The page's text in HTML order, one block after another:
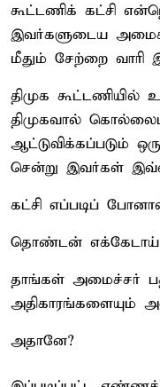
கூட்டணிக் கட்சி
இவர்களுடைய
மீதும் சேற்றை வாரி
திமுக
திமுகவால்
ஆட்டுவிக்கப்படும்
சென்று இவர்கள்
கட்சி எப்படிப்
தொண்டன்
தாங்கள் அமைச்சர்
அதிகாரங்களையும்
அதானே?